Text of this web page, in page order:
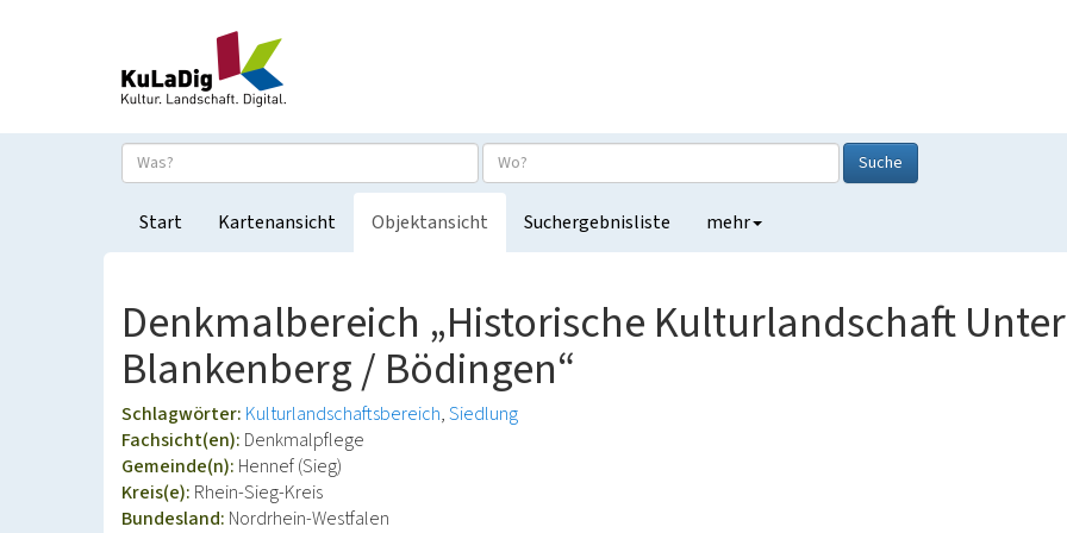
Suche
Start Kartenansicht Objektansicht Suchergebnisliste mehr
Denkmalbereich „Historische Kulturlandschaft
Blankenberg / Bödingen“
Schlagwörter: Kulturlandschaftsbereich Siedlung
Fachsicht(en): Denkmalpflege
Gemeinde(n): Hennef (Sieg)
Kreis(e): Rhein-Sieg-Kreis
Bundesland: Nordrhein-Westfalen